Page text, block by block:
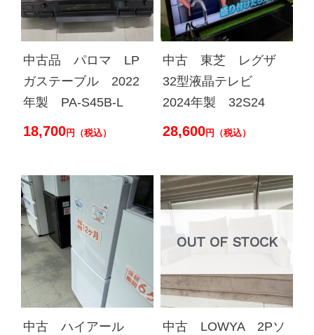
中古品 パロマ LP
ガステーブル 2022
年製 PA-S45B-L
18,700円（税込）
中古 東芝 レグザ
32型液晶テレビ
2024年製 32S24
28,600円（税込）
中古 ハイアール
OUT OF STOCK
中古 LOWYA 2Pソ